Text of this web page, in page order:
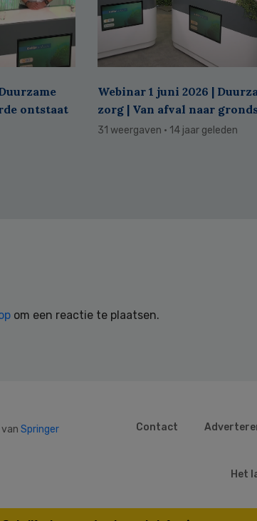
ontstaat
Webinar 1 juni 2026 |
zorg | Van afval naar
31 weergaven · 14 jaar geleden
om een reactie te plaatsen.
Springer
Contact
Het